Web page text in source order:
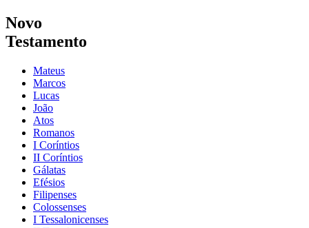
Novo
Testamento
Mateus
Marcos
Lucas
João
Atos
Romanos
I Coríntios
II Coríntios
Gálatas
Efésios
Filipenses
Colossenses
I Tessalonicenses